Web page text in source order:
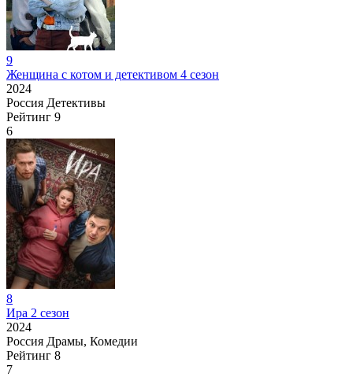
9
Женщина с котом и детективом 4 сезон
2024
Россия Детективы
Рейтинг 9
6
8
Ира 2 сезон
2024
Россия Драмы, Комедии
Рейтинг 8
7